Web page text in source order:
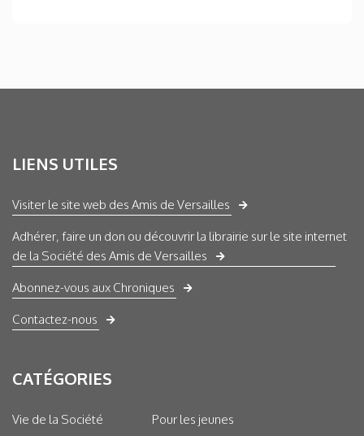
LIENS UTILES
Visiter le site web des Amis de Versailles
Adhérer, faire un don ou découvrir la librairie sur le site internet
de la Société des Amis de Versailles
Abonnez-vous aux Chroniques
Contactez-nous
CATÉGORIES
Vie de la Société
Pour les jeunes